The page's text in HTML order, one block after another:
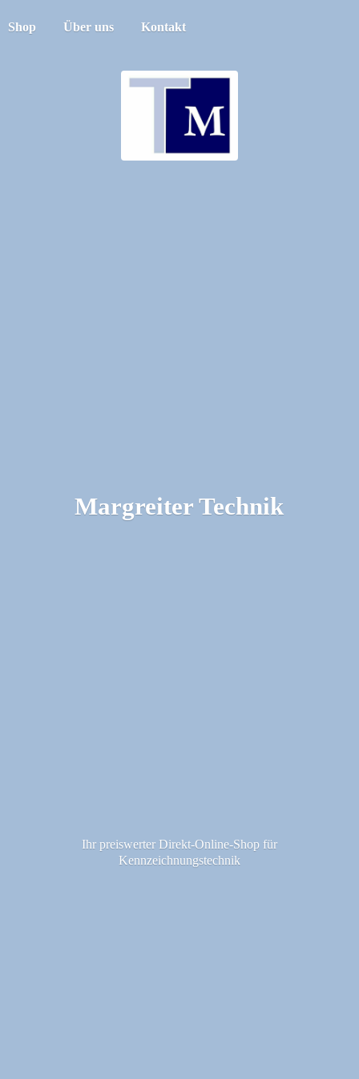
Shop Über uns Kontakt
Margreiter Technik
Ihr preiswerter Direkt-Online-Shop für
Kennzeichnungstechnik